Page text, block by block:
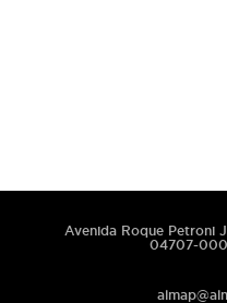
Avenida Roque Petroni
04707-000